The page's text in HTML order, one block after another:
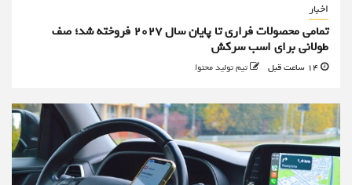
اخبار
تمامی محصولات فراری تا پایان سال ۲۰۲۷ فروخته شد؛ صف
طولانی برای اسب سرکش
تیم تولید محتوا